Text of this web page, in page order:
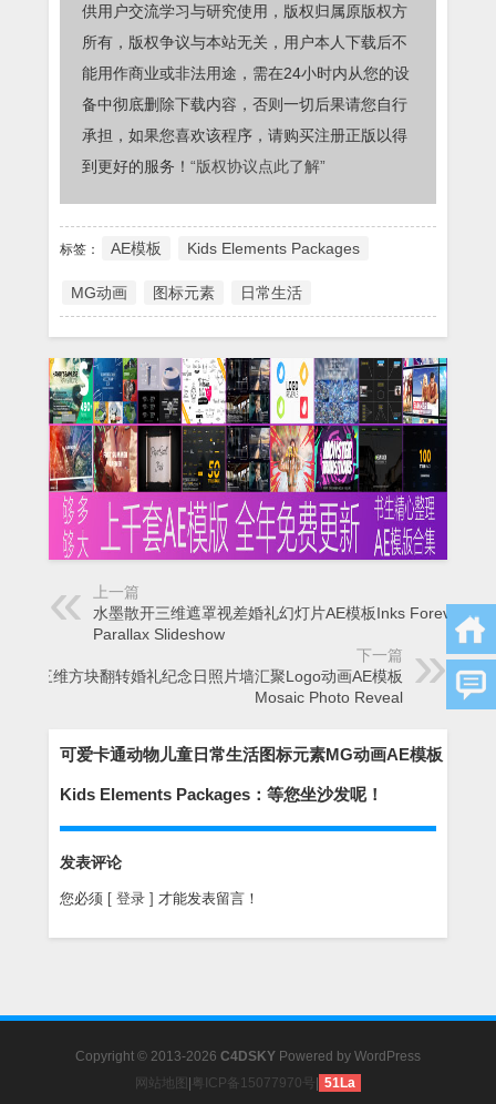
供用户交流学习与研究使用，版权归属原版权方
所有，版权争议与本站无关，用户本人下载后不
能用作商业或非法用途，需在24小时内从您的设
备中彻底删除下载内容，否则一切后果请您自行
承担，如果您喜欢该程序，请购买注册正版以得
到更好的服务！ “版权协议点此了解”
标签： AE模板 Kids Elements Packages
MG动画 图标元素 日常生活
上一篇
水墨散开三维遮罩视差婚礼幻灯片AE模板Inks Forever
Parallax Slideshow
下一篇
三维方块翻转婚礼纪念日照片墙汇聚Logo动画AE模板
Mosaic Photo Reveal
可爱卡通动物儿童日常生活图标元素MG动画AE模板
Kids Elements Packages：等您坐沙发呢！
发表评论
您必须 [ 登录 ] 才能发表留言！
Copyright © 2013-2026 C4DSKY Powered by WordPress
网站地图
粤ICP备15077970号 51La